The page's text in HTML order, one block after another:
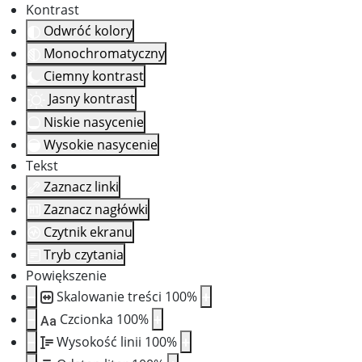
Kontrast
Odwróć kolory
Monochromatyczny
Ciemny kontrast
Jasny kontrast
Niskie nasycenie
Wysokie nasycenie
Tekst
Zaznacz linki
Zaznacz nagłówki
Czytnik ekranu
Tryb czytania
Powiększenie
Skalowanie treści 100%
Aa Czcionka 100%
Wysokość linii 100%